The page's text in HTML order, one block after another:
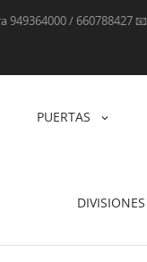
949364000 / 660788427
PUERTAS